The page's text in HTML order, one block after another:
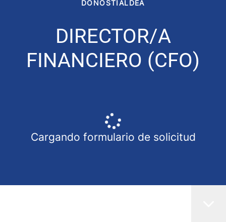
DONOSTIALDEA
DIRECTOR/A
FINANCIERO (CFO)
Cargando formulario de solicitud